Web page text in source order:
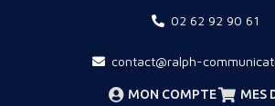
02 62 92 90 61
contact@ralph-
MON COMPTE MES